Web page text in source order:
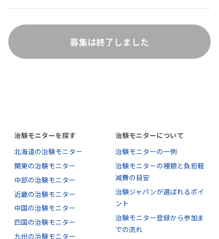
募集は終了しました
治験モニターを探す
北海道の治験モニター
関東の治験モニター
中部の治験モニター
近畿の治験モニター
中国の治験モニター
四国の治験モニター
九州の治験モニター
治験モニターについて
治験モニターの一例
治験モニターの種類と負担軽
減費の目安
治験ジャパンが選ばれるポイ
ント
治験モニター登録から参加ま
での流れ